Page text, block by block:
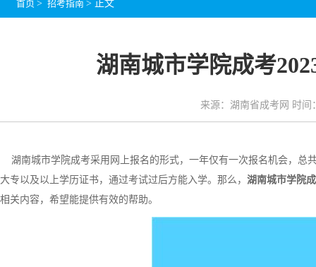
首页 > 招考指南 > 正文
湖南城市学院成考
来源：湖南省成考网 时间
湖南城市学院成考采用网上报名的形式，一年仅有一次报名机会，总
大专以及以上学历证书，通过考试过后方能入学。那么， 湖南城市学院
相关内容，希望能提供有效的帮助。